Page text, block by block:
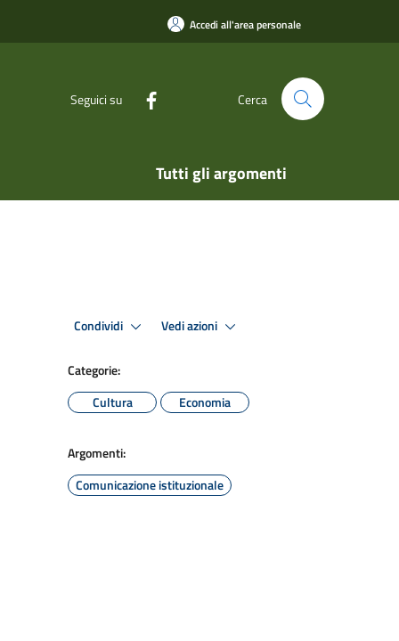
Accedi all'area personale
Seguici su Cerca
Tutti gli argomenti
Condividi Vedi azioni
Categorie:
Cultura
Economia
Argomenti:
Comunicazione istituzionale